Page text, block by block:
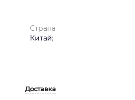
Страна
Китай;
Доставка